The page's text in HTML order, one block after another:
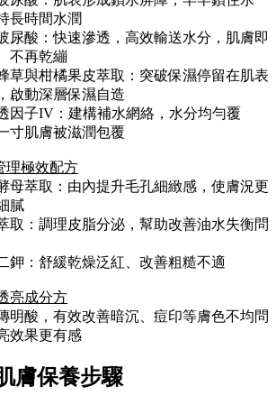
長時間水潤
尿酸：快速滲透，高效輸送水分，肌膚即
不再乾繃
草與柑橘果皮萃取：突破保濕停留在肌表
啟動深層保濕自造
因子IV：建構補水網絡，水分均勻覆
寸肌膚被滋潤包覆
理極效配方
母萃取：由內提升毛孔細緻感，使膚況更
膩
取：調理皮脂分泌，幫助改善油水失衡問
鉀：舒緩乾燥泛紅、改善粗糙不適
亮成分方
明酸，有效改善暗沉、痘印等膚色不均問
效果更有感
膚保養步驟